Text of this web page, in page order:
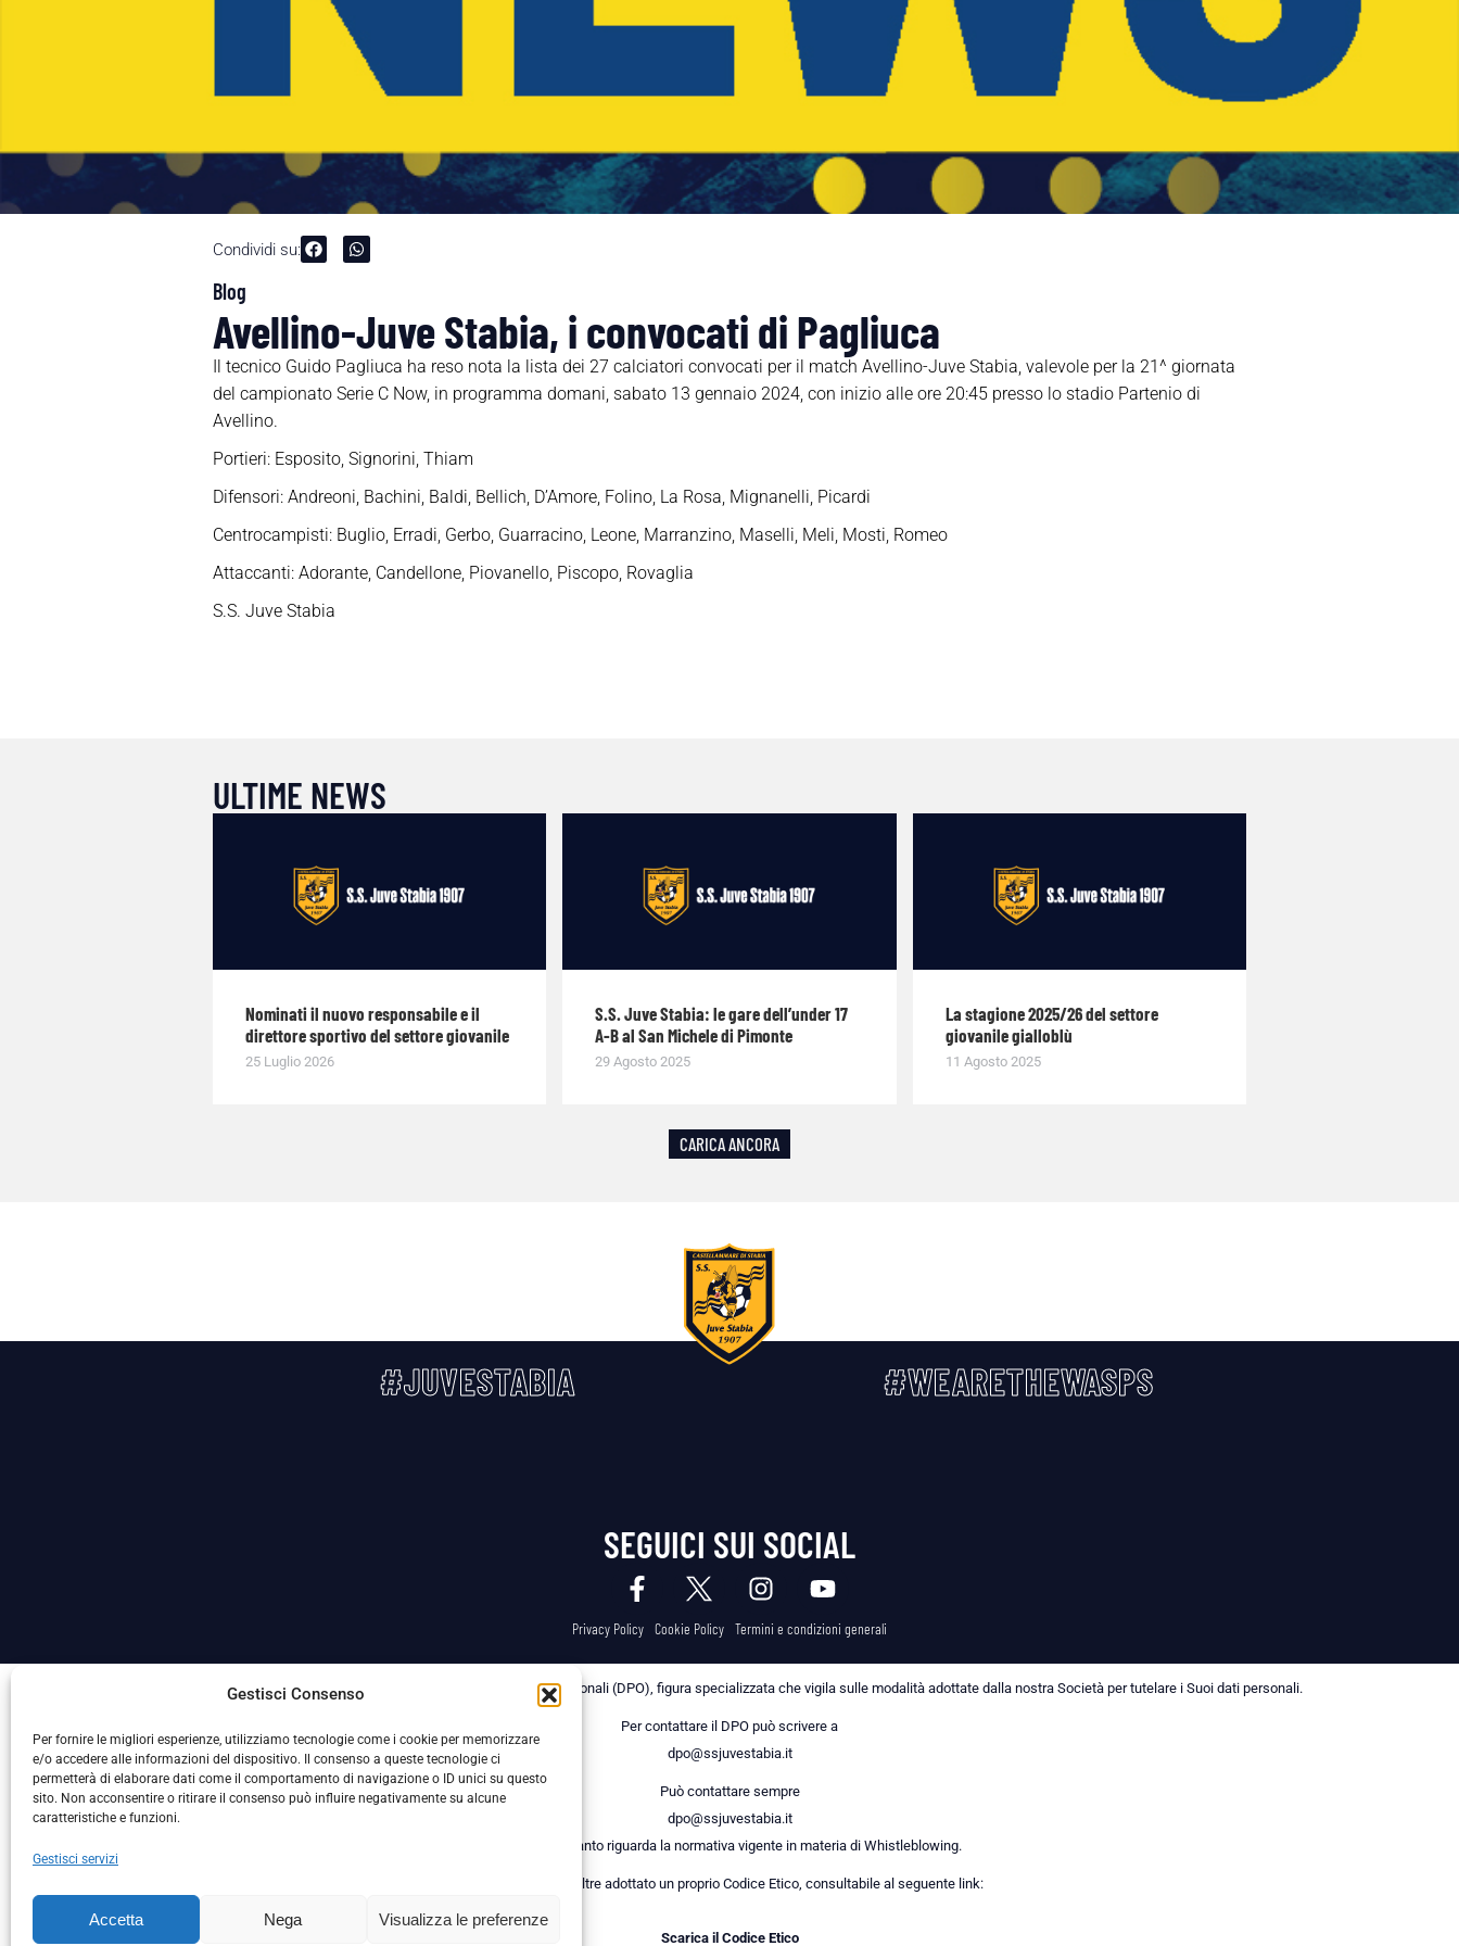
Gestisci Consenso
Per fornire le migliori esperienze, utilizziamo tecnologie come i cookie per memorizzare
e/o accedere alle informazioni del dispositivo. Il consenso a queste tecnologie ci
permetterà di elaborare dati come il comportamento di navigazione o ID unici su questo
sito. Non acconsentire o ritirare il consenso può influire negativamente su alcune
caratteristiche e funzioni.
Gestisci servizi
Accetta Nega Visualizza le preferenze
Condividi su:
Blog
Avellino-Juve Stabia, i convocati di Pagliuca
Il tecnico Guido Pagliuca ha reso nota la lista dei 27 calciatori convocati per il match Avellino-Juve Stabia, valevole per la 21^ giornata
del campionato Serie C Now, in programma domani, sabato 13 gennaio 2024, con inizio alle ore 20:45 presso lo stadio Partenio di
Avellino.
Portieri: Esposito, Signorini, Thiam
Difensori: Andreoni, Bachini, Baldi, Bellich, D’Amore, Folino, La Rosa, Mignanelli, Picardi
Centrocampisti: Buglio, Erradi, Gerbo, Guarracino, Leone, Marranzino, Maselli, Meli, Mosti, Romeo
Attaccanti: Adorante, Candellone, Piovanello, Piscopo, Rovaglia
S.S. Juve Stabia
ULTIME NEWS
Nominati il nuovo responsabile e il
direttore sportivo del settore giovanile
25 Luglio 2026
S.S. Juve Stabia: le gare dell’under 17
A-B al San Michele di Pimonte
29 Agosto 2025
La stagione 2025/26 del settore
giovanile gialloblù
11 Agosto 2025
CARICA ANCORA
#JUVESTABIA #WEARETHEWASPS
SEGUICI SUI SOCIAL
Privacy Policy Cookie Policy Termini e condizioni generali
La Società ha nominato il Responsabile della Protezione dei Dati Personali (DPO), figura specializzata che vigila sulle modalità adottate dalla nostra Società per tutelare i Suoi dati personali.
Per contattare il DPO può scrivere a
dpo@ssjuvestabia.it
Può contattare sempre
dpo@ssjuvestabia.it
anche per quanto riguarda la normativa vigente in materia di Whistleblowing.
La Società ha inoltre adottato un proprio Codice Etico, consultabile al seguente link:
Scarica il Codice Etico